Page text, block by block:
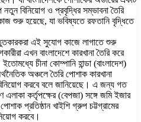
নতুন বিনিয়োগ ও প্রবৃদ্ধির সম্ভাবনা তৈরি
শুরু হয়েছে, যা ভবিষ্যতে রফতানি বৃদ্ধিতে
এই সুযোগ কাজে লাগাতে শুরু
এখন বাংলাদেশে কারখানা তৈরি করে
চীনা কোম্পানি হান্ডা (বাংলাদেশ)
অঞ্চলে তৈরি পোশাক কারখানা
করবে বলে জানিয়েছে। এ জন্য গত
এলাকা কর্তৃপক্ষের (বেপজা) সঙ্গে জমি ইজার
প্রতিষ্ঠান খাইশি গ্রুপ চট্টগ্রামের
করবে।